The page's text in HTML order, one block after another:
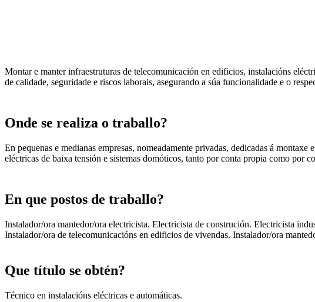
Montar e manter infraestruturas de telecomunicación en edificios, instalacións
de calidade, seguridade e riscos laborais, asegurando a súa funcionalidade e o
Onde se realiza o traballo?
En pequenas e medianas empresas, nomeadamente privadas, dedicadas á
eléctricas de baixa tensión e sistemas domóticos, tanto por conta propia como por
En que postos de traballo?
Instalador/ora mantedor/ora electricista. Electricista de construción. Electricista
Instalador/ora de telecomunicacións en edificios de vivendas. Instalador/ora
Que título se obtén?
Técnico en instalacións eléctricas e automáticas.